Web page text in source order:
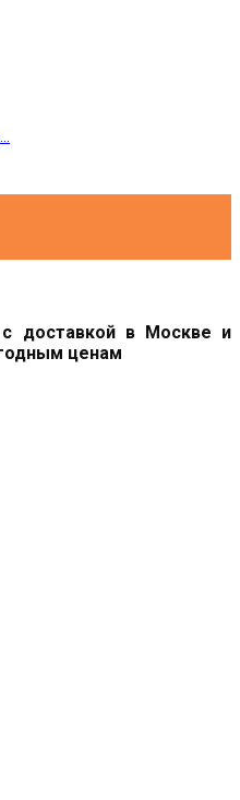
доставкой в Москве и
ценам